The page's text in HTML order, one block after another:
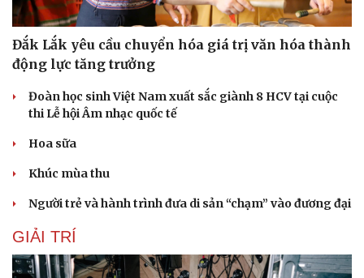
Đắk Lắk yêu cầu chuyển hóa giá trị văn hóa thành
động lực tăng trưởng
Đoàn học sinh Việt Nam xuất sắc giành 8 HCV tại cuộc
thi Lễ hội Âm nhạc quốc tế
Hoa sữa
Khúc mùa thu
Người trẻ và hành trình đưa di sản “chạm” vào đương đại
GIẢI TRÍ